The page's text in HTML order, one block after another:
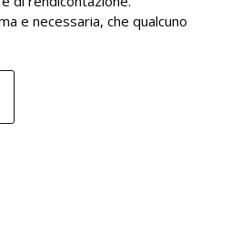
e necessaria, che qualcuno